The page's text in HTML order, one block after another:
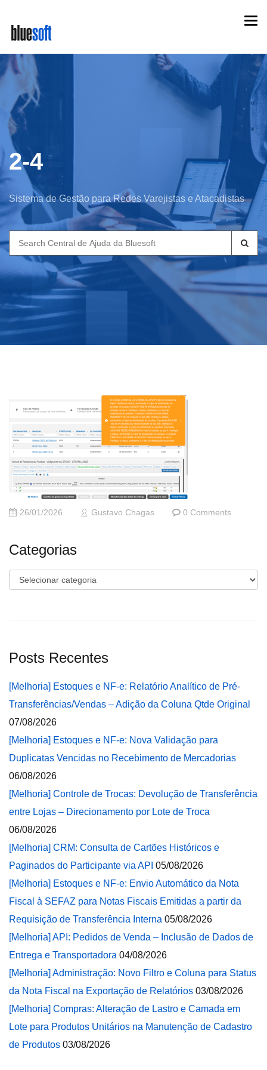
main
content
2-4
Sistema de Gestão para Redes Varejistas e Atacadistas
Search
for:
26/01/2026 Gustavo Chagas 0 Comments
Categorias
Categorias
Posts Recentes
[Melhoria] Estoques e NF-e: Relatório Analítico de Pré-
Transferências/Vendas – Adição da Coluna Qtde Original
07/08/2026
[Melhoria] Estoques e NF-e: Nova Validação para
Duplicatas Vencidas no Recebimento de Mercadorias
06/08/2026
[Melhoria] Controle de Trocas: Devolução de Transferência
entre Lojas – Direcionamento por Lote de Troca
06/08/2026
[Melhoria] CRM: Consulta de Cartões Históricos e
Paginados do Participante via API 05/08/2026
[Melhoria] Estoques e NF-e: Envio Automático da Nota
Fiscal à SEFAZ para Notas Fiscais Emitidas a partir da
Requisição de Transferência Interna 05/08/2026
[Melhoria] API: Pedidos de Venda – Inclusão de Dados de
Entrega e Transportadora 04/08/2026
[Melhoria] Administração: Novo Filtro e Coluna para Status
da Nota Fiscal na Exportação de Relatórios 03/08/2026
[Melhoria] Compras: Alteração de Lastro e Camada em
Lote para Produtos Unitários na Manutenção de Cadastro
de Produtos 03/08/2026